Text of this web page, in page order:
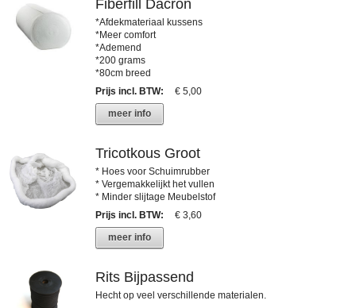
Fiberfill Dacron
*Afdekmateriaal kussens
*Meer comfort
*Ademend
*200 grams
*80cm breed
Prijs incl. BTW:
€ 5,00
meer info
Tricotkous Groot
* Hoes voor Schuimrubber
* Vergemakkelijkt het vullen
* Minder slijtage Meubelstof
Prijs incl. BTW:
€ 3,60
meer info
Rits Bijpassend
Hecht op veel verschillende materialen.